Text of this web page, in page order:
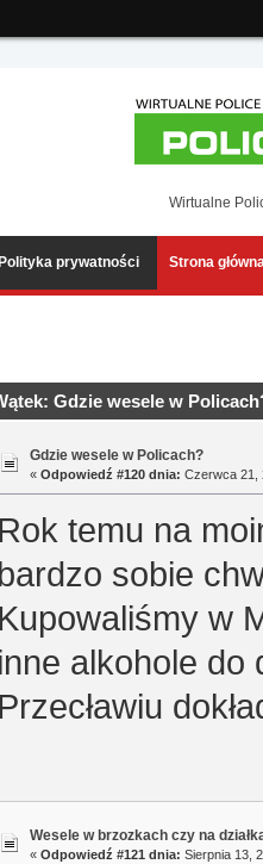
in
Wirtualne
Polityka prywatności Strona
Gdzie wesele w
Gdzie wesele w Policach?
« Odpowiedź #120 dnia: Czerwca 21,
Rok temu na
bardzo sobie
Kupowaliśmy w
inne alkohole do
Przecławiu
Wesele w brzozkach czy na
« Odpowiedź #121 dnia: Sierpnia 13,